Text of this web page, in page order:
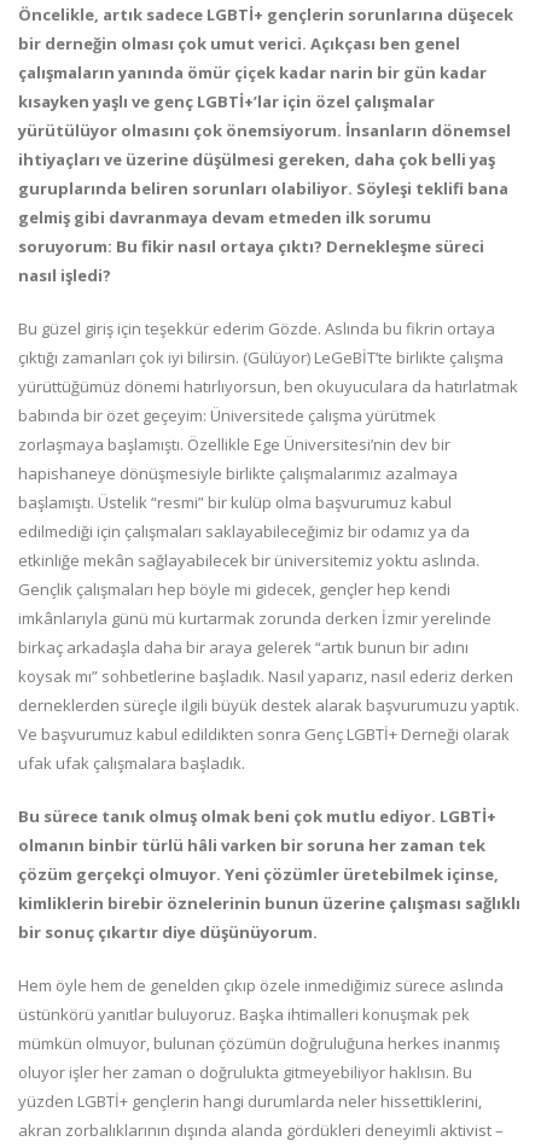
Öncelikle, artık sadece LGBTİ+ gençlerin sorunlarına düşecek
bir derneğin olması çok umut verici. Açıkçası ben genel
çalışmaların yanında ömür çiçek kadar narin bir gün kadar
kısayken yaşlı ve genç LGBTİ+’lar için özel çalışmalar
yürütülüyor olmasını çok önemsiyorum. İnsanların dönemsel
ihtiyaçları ve üzerine düşülmesi gereken, daha çok belli yaş
guruplarında beliren sorunları olabiliyor. Söyleşi teklifi bana
gelmiş gibi davranmaya devam etmeden ilk sorumu
soruyorum: Bu fikir nasıl ortaya çıktı? Dernekleşme süreci
nasıl işledi?
Bu güzel giriş için teşekkür ederim Gözde. Aslında bu fikrin ortaya
çıktığı zamanları çok iyi bilirsin. (Gülüyor) LeGeBİT’te birlikte çalışma
yürüttüğümüz dönemi hatırlıyorsun, ben okuyuculara da hatırlatmak
babında bir özet geçeyim: Üniversitede çalışma yürütmek
zorlaşmaya başlamıştı. Özellikle Ege Üniversitesi’nin dev bir
hapishaneye dönüşmesiyle birlikte çalışmalarımız azalmaya
başlamıştı. Üstelik “resmi” bir kulüp olma başvurumuz kabul
edilmediği için çalışmaları saklayabileceğimiz bir odamız ya da
etkinliğe mekân sağlayabilecek bir üniversitemiz yoktu aslında.
Gençlik çalışmaları hep böyle mi gidecek, gençler hep kendi
imkânlarıyla günü mü kurtarmak zorunda derken İzmir yerelinde
birkaç arkadaşla daha bir araya gelerek “artık bunun bir adını
koysak mı” sohbetlerine başladık. Nasıl yaparız, nasıl ederiz derken
derneklerden süreçle ilgili büyük destek alarak başvurumuzu yaptık.
Ve başvurumuz kabul edildikten sonra Genç LGBTİ+ Derneği olarak
ufak ufak çalışmalara başladık.
Bu sürece tanık olmuş olmak beni çok mutlu ediyor. LGBTİ+
olmanın binbir türlü hâli varken bir soruna her zaman tek
çözüm gerçekçi olmuyor. Yeni çözümler üretebilmek içinse,
kimliklerin birebir öznelerinin bunun üzerine çalışması sağlıklı
bir sonuç çıkartır diye düşünüyorum.
Hem öyle hem de genelden çıkıp özele inmediğimiz sürece aslında
üstünkörü yanıtlar buluyoruz. Başka ihtimalleri konuşmak pek
mümkün olmuyor, bulunan çözümün doğruluğuna herkes inanmış
oluyor işler her zaman o doğrulukta gitmeyebiliyor haklısın. Bu
yüzden LGBTİ+ gençlerin hangi durumlarda neler hissettiklerini,
akran zorbalıklarının dışında alanda gördükleri deneyimli aktivist –